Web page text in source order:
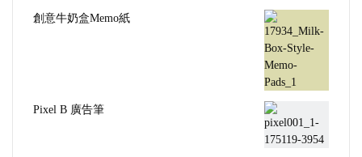
創意牛奶盒Memo紙
Pixel B 廣告筆